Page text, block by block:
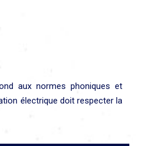
aux normes phoniques et
électrique doit respecter la